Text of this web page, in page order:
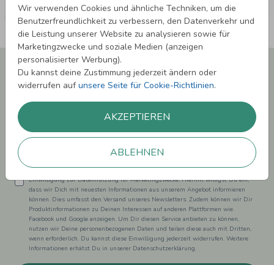
Wir verwenden Cookies und ähnliche Techniken, um die
Benutzerfreundlichkeit zu verbessern, den Datenverkehr und
die Leistung unserer Website zu analysieren sowie für
Marketingzwecke und soziale Medien (anzeigen
personalisierter Werbung).
Du kannst deine Zustimmung jederzeit ändern oder
widerrufen aufunsere Seite für Cookie-Richtlinien.
AKZEPTIEREN
ABLEHNEN
Newsletter abonnieren und 5,00 € Rabatt**
sichern!
Laufenden.
Einwilligung zur Datennutzung für Marketingzwecke: Hiermit willigst Du ein,
dass wir Dich mit neuesten Informationen aus unserem Angebot informieren
können. Dies umfasst den Versand unseres Newsletters. Zudem können wir Dir
Produktinformationen zu Deinen Interessen auf anderen Plattformen wie
Facebook und Google anzeigen. Um Dir diesen Service anbieten zu können,
nutzen wir Deine personenbezogenen Daten und teilen diese auch mit Dritten,
wenn erforderlich. Du kannst diese Einwilligung jederzeit widerrufen. Weitere
Informationen erhätst Du in unserer Datenschutzerklärung.